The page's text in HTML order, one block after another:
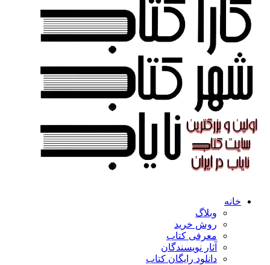
خانه
وبلاگ
روش خرید
معرفی کتاب
آثار نویسندگان
دانلود رایگان کتاب